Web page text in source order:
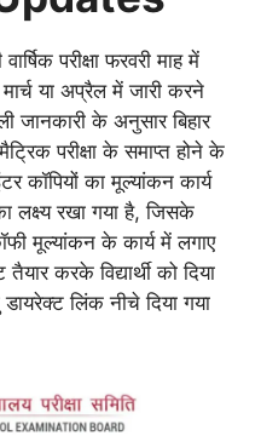
परीक्षा फरवरी माह में
या अप्रैल में जारी करने
जानकारी के अनुसार बिहार
परीक्षा के समाप्त होने के
कॉपियों का मूल्यांकन कार्य
रखा गया है, जिसके
मूल्यांकन के कार्य में लगाए
करके विद्यार्थी को दिया
लिंक नीचे दिया गया